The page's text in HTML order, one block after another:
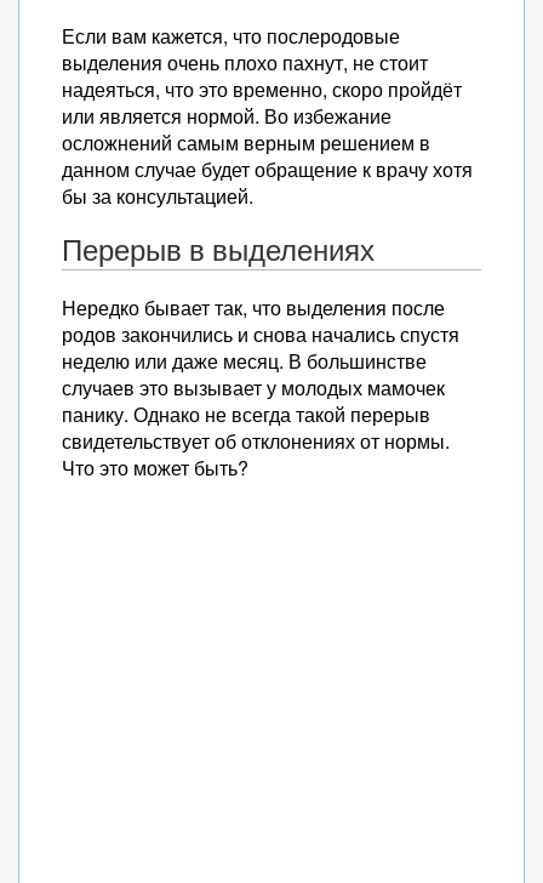
Если вам кажется, что послеродовые
выделения очень плохо пахнут, не стоит
надеяться, что это временно, скоро пройдёт
или является нормой. Во избежание
осложнений самым верным решением в
данном случае будет обращение к врачу хотя
бы за консультацией.
Перерыв в выделениях
Нередко бывает так, что выделения после
родов закончились и снова начались спустя
неделю или даже месяц. В большинстве
случаев это вызывает у молодых мамочек
панику. Однако не всегда такой перерыв
свидетельствует об отклонениях от нормы.
Что это может быть?